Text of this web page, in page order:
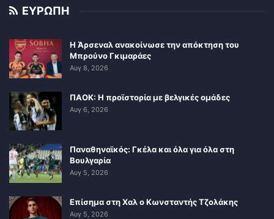
ΕΥΡΩΠΗ
Η Άρσεναλ ανακοίνωσε την απόκτηση του
Μπρούνο Γκιμαράες
Αυγ 8, 2026
ΠΑΟΚ: Η προϊστορία με βελγικές ομάδες
Αυγ 6, 2026
Παναθηναϊκός: Γκέλα και όλα για όλα στη
Βουλγαρία
Αυγ 5, 2026
Επίσημα στη Χαλ ο Κωνσταντής Τζολάκης
Αυγ 5, 2026